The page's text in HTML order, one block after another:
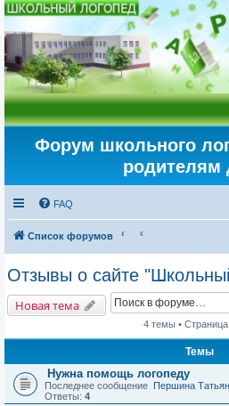
Форум школьного
родителям
FAQ
Список форумов
Отзывы о сайте
Новая тема
4 темы • Страница
Темы
Нужна помощь логопеду
Последнее сообщение Першина
Ответы: 4